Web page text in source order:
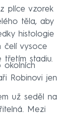
plíce vzorek
těla, aby
histologie
čelí vysoce
třetím stadiu.
okolních
Robinovi jen
už seděl na
Mezi